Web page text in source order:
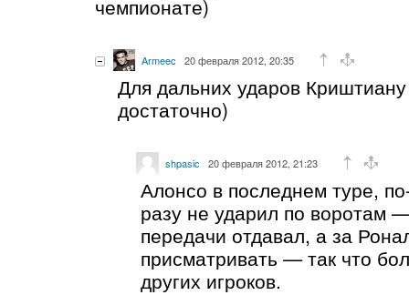
чемпионате)
Armeec 20 февраля 2012, 20:35
Для дальних ударов
достаточно)
shpasic 20 февраля 2012, 21:23
Алонсо в последнем туре,
разу не ударил по воротам
передачи отдавал, а за
присматривать — так что
других игроков.